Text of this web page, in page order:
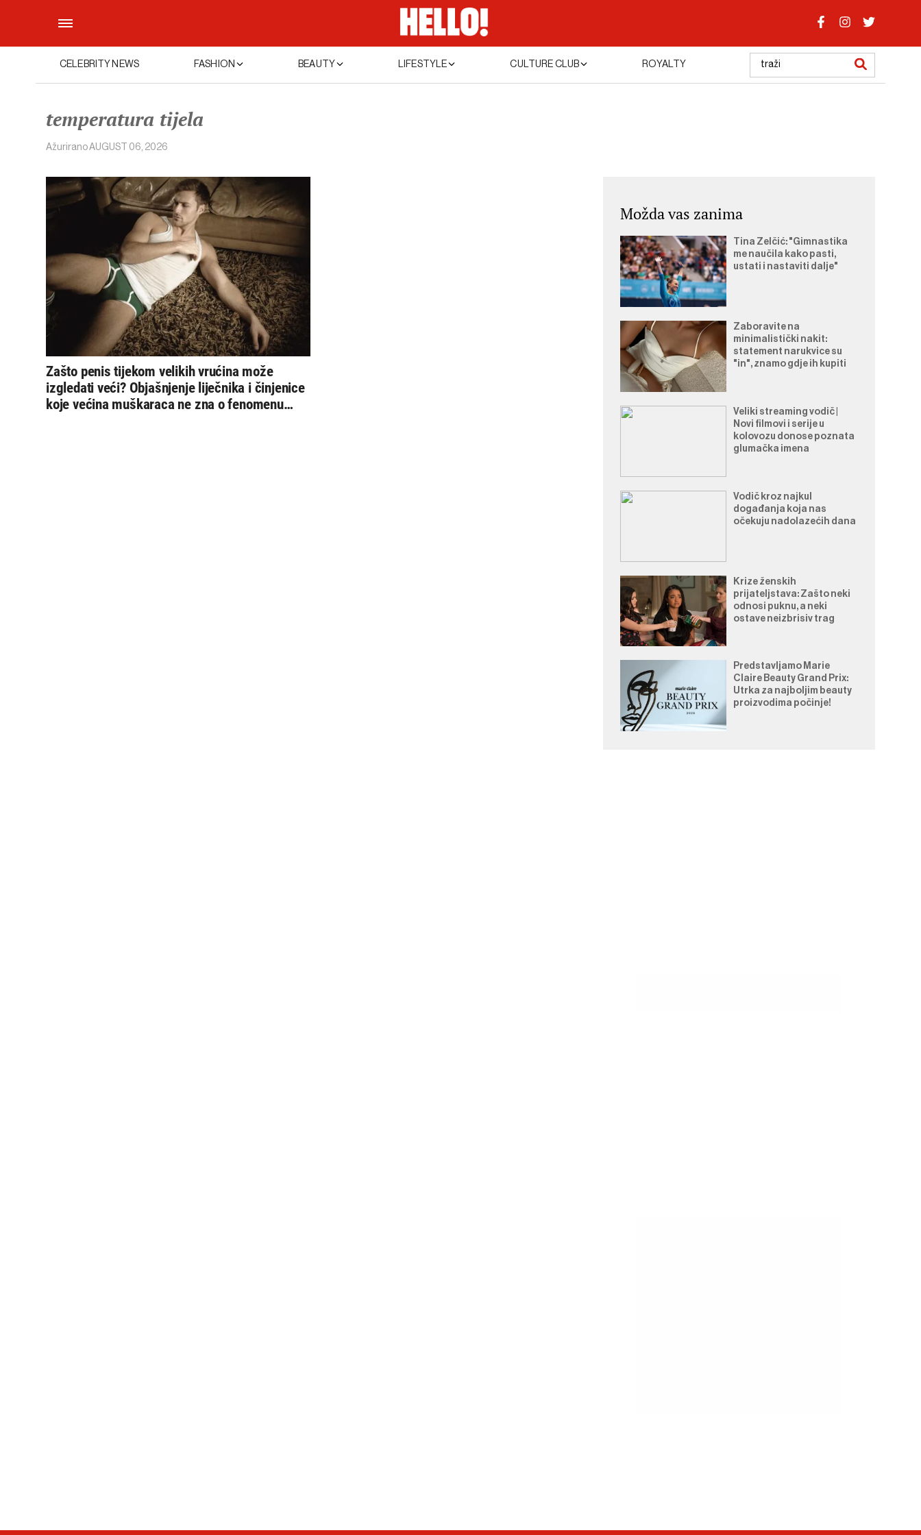
CELEBRITY NEWS FASHION BEAUTY LIFESTYLE CULTURE CLUB ROYALTY
temperatura tijela
AžuriranoAUGUST 06, 2026
Zašto penis tijekom velikih vrućina može
izgledati veći? Objašnjenje liječnika i činjenice
koje većina muškaraca ne zna o fenomenu
Možda vas zanima
Tina Zelčić: "Gimnastika
me naučila kako pasti,
ustati i nastaviti dalje"
Zaboravite na
minimalistički nakit:
statement narukvice su
"in", znamo gdje ih kupiti
Veliki streaming vodič |
Novi filmovi i serije u
kolovozu donose poznata
glumačka imena
Vodič kroz najkul
događanja koja nas
očekuju nadolazećih dana
Krize ženskih
prijateljstava: Zašto neki
odnosi puknu, a neki
ostave neizbrisiv trag
Predstavljamo Marie
Claire Beauty Grand Prix:
Utrka za najboljim beauty
proizvodima počinje!